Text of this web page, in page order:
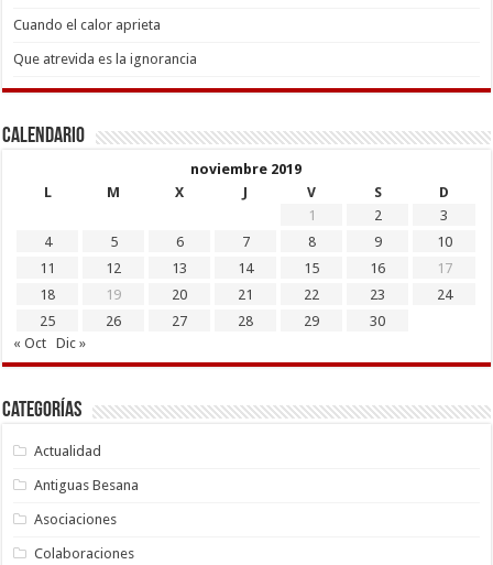
Cuando el calor aprieta
Que atrevida es la ignorancia
Calendario
noviembre 2019
L
M X J V S
D
1
2
3
4
5 6 7 8 9
10
11
12 13 14 15 16
17
18
19 20 21 22 23
24
25
26 27 28 29
30
« Oct
Dic »
Categorías
Actualidad
Antiguas Besana
Asociaciones
Colaboraciones